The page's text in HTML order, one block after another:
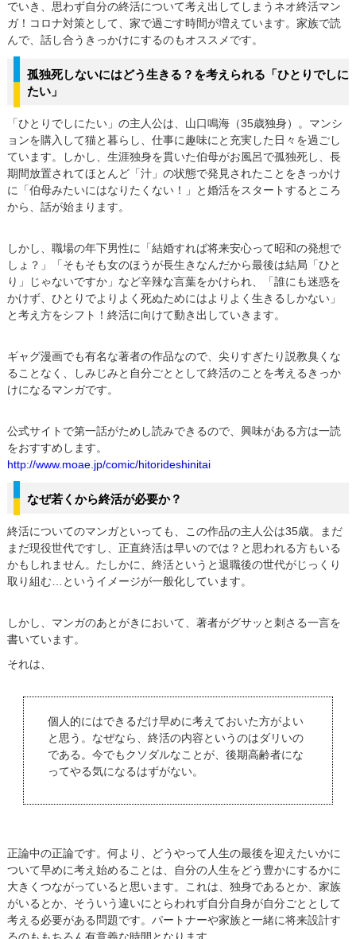
でいき、思わず自分の終活について考え出してしまうネオ終活マン
ガ！コロナ対策として、家で過ごす時間が増えています。家族で読
んで、話し合うきっかけにするのもオススメです。
孤独死しないにはどう生きる？を考えられる「ひとりでしに
たい」
「ひとりでしにたい」の主人公は、山口鳴海（35歳独身）。マンシ
ョンを購入して猫と暮らし、仕事に趣味にと充実した日々を過ごし
ています。しかし、生涯独身を貫いた伯母がお風呂で孤独死し、長
期間放置されてほとんど「汁」の状態で発見されたことをきっかけ
に「伯母みたいにはなりたくない！」と婚活をスタートするところ
から、話が始まります。
しかし、職場の年下男性に「結婚すれば将来安心って昭和の発想で
しょ？」「そもそも女のほうが長生きなんだから最後は結局「ひと
り」じゃないですか」など辛辣な言葉をかけられ、「誰にも迷惑を
かけず、ひとりでよりよく死ぬためにはよりよく生きるしかない」
と考え方をシフト！終活に向けて動き出していきます。
ギャグ漫画でも有名な著者の作品なので、尖りすぎたり説教臭くな
ることなく、しみじみと自分ごととして終活のことを考えるきっか
けになるマンガです。
公式サイトで第一話がためし読みできるので、興味がある方は一読
をおすすめします。
http://www.moae.jp/comic/hitorideshinitai
なぜ若くから終活が必要か？
終活についてのマンガといっても、この作品の主人公は35歳。まだ
まだ現役世代ですし、正直終活は早いのでは？と思われる方もいる
かもしれません。たしかに、終活というと退職後の世代がじっくり
取り組む…というイメージが一般化しています。
しかし、マンガのあとがきにおいて、著者がグサッと刺さる一言を
書いています。
それは、
個人的にはできるだけ早めに考えておいた方がよい
と思う。なぜなら、終活の内容というのはダリいの
である。今でもクソダルなことが、後期高齢者にな
ってやる気になるはずがない。
正論中の正論です。何より、どうやって人生の最後を迎えたいかに
ついて早めに考え始めることは、自分の人生をどう豊かにするかに
大きくつながっていると思います。これは、独身であるとか、家族
がいるとか、そういう違いにとらわれず自分自身が自分ごととして
考える必要がある問題です。パートナーや家族と一緒に将来設計す